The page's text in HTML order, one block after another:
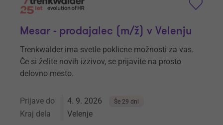
Mesar - prodajalec (m/ž) v Velenju
Trenkwalder ima svetle poklicne možnosti za vas.
Če si želite novih izzivov, se prijavite na prosto
delovno mesto.
Prijave do 4. 9. 2026 Še 29 dni
Kraj dela Velenje